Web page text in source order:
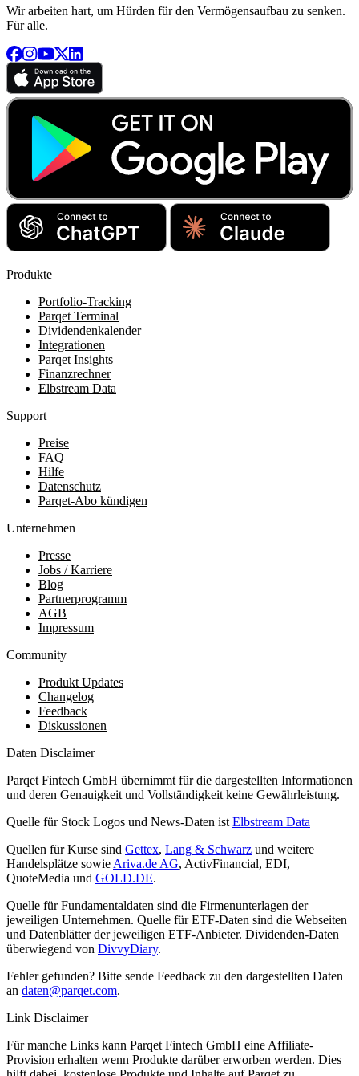
Wir arbeiten hart, um Hürden für den Vermögensaufbau zu senken.
Für alle.
Produkte
Portfolio-Tracking
Parqet Terminal
Dividendenkalender
Integrationen
Parqet Insights
Finanzrechner
Elbstream Data
Support
Preise
FAQ
Hilfe
Datenschutz
Parqet-Abo kündigen
Unternehmen
Presse
Jobs / Karriere
Blog
Partnerprogramm
AGB
Impressum
Community
Produkt Updates
Changelog
Feedback
Diskussionen
Daten Disclaimer
Parqet Fintech GmbH übernimmt für die dargestellten Informationen
und deren Genauigkeit und Vollständigkeit keine Gewährleistung.
Quelle für Stock Logos und News-Daten ist Elbstream Data
Quellen für Kurse sind Gettex, Lang & Schwarz und weitere
Handelsplätze sowie Ariva.de AG, ActivFinancial, EDI,
QuoteMedia und GOLD.DE.
Quelle für Fundamentaldaten sind die Firmenunterlagen der
jeweiligen Unternehmen. Quelle für ETF-Daten sind die Webseiten
und Datenblätter der jeweiligen ETF-Anbieter. Dividenden-Daten
überwiegend von DivvyDiary.
Fehler gefunden? Bitte sende Feedback zu den dargestellten Daten
an daten@parqet.com.
Link Disclaimer
Für manche Links kann Parqet Fintech GmbH eine Affiliate-
Provision erhalten wenn Produkte darüber erworben werden. Dies